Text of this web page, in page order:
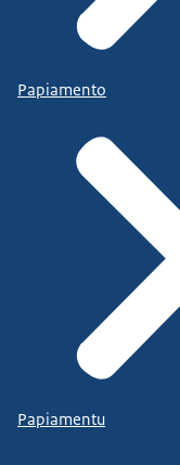
Papiamento
Papiamentu